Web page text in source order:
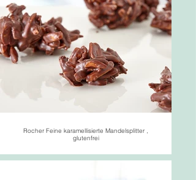
Rocher Feine karamellisierte Mandelsplitter ,
glutenfrei